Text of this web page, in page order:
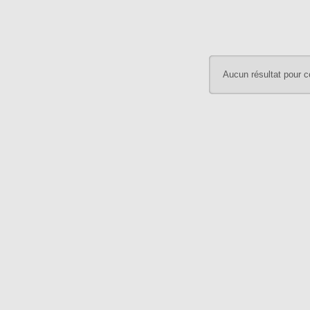
Aucun résultat pour